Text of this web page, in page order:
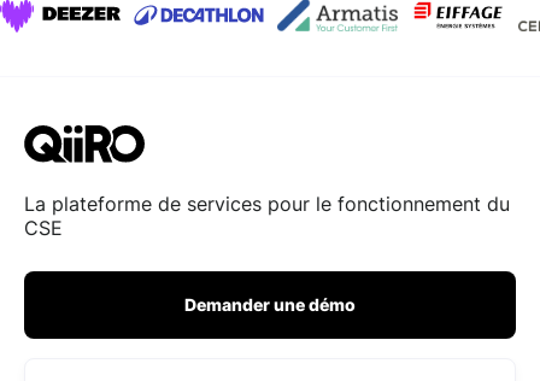
La plateforme de services pour le fonctionnement du
CSE
Demander une démo